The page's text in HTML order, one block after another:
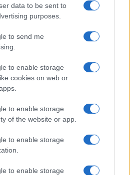
data to be sent to
purposes.
to send me
to enable storage
cookies on web or
to enable storage
of the website or app.
to enable storage
to enable storage
Χρηματοοικονομικός
σύμβουλος της ΔΕΗ για την
αγορά ενέργειας
δολάρια στην KG Mobility